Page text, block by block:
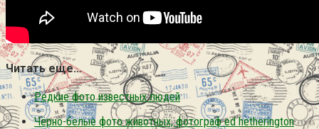
Читать еще…
Редкие фото известных людей
Чёрно-белые фото животных, фотограф ed hetherington